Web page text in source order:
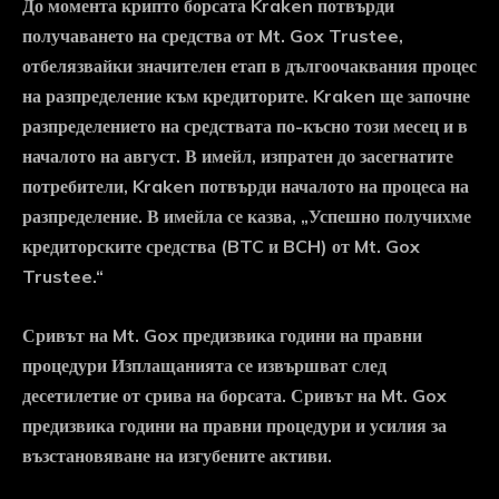
До момента крипто борсата Kraken потвърди
получаването на средства от Mt. Gox Trustee,
отбелязвайки значителен етап в дългоочаквания процес
на разпределение към кредиторите. Kraken ще започне
разпределението на средствата по-късно този месец и в
началото на август. В имейл, изпратен до засегнатите
потребители, Kraken потвърди началото на процеса на
разпределение. В имейла се казва, „Успешно получихме
кредиторските средства (BTC и BCH) от Mt. Gox
Trustee.“
Сривът на Mt. Gox предизвика години на правни
процедури Изплащанията се извършват след
десетилетие от срива на борсата. Сривът на Mt. Gox
предизвика години на правни процедури и усилия за
възстановяване на изгубените активи.